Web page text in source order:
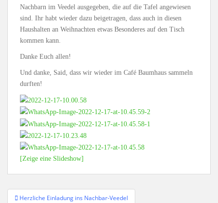
Nachbarn im Veedel ausgegeben, die auf die Tafel angewiesen
sind. Ihr habt wieder dazu beigetragen, dass auch in diesen
Haushalten an Weihnachten etwas Besonderes auf den Tisch
kommen kann.
Danke Euch allen!
Und danke, Said, dass wir wieder im Café Baumhaus sammeln
durften!
[Zeige eine Slideshow]
Beitragsnavigation
Herzliche Einladung ins Nachbar-Veedel